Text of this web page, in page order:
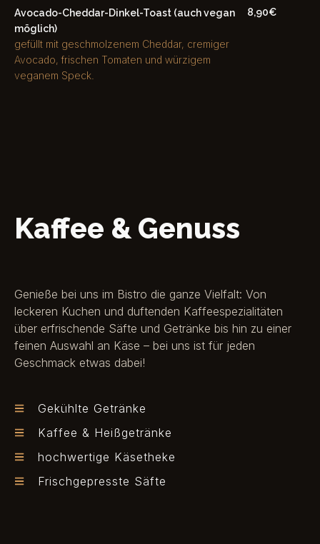
Avocado-Cheddar-Dinkel-Toast (auch vegan
möglich)
gefüllt mit geschmolzenem Cheddar, cremiger
Avocado, frischen Tomaten und würzigem
veganem Speck.
8,90€
Kaffee & Genuss
Genieße bei uns im Bistro die ganze Vielfalt: Von
leckeren Kuchen und duftenden Kaffeespezialitäten
über erfrischende Säfte und Getränke bis hin zu einer
feinen Auswahl an Käse – bei uns ist für jeden
Geschmack etwas dabei!
Gekühlte Getränke
Kaffee & Heißgetränke
hochwertige Käsetheke
Frischgepresste Säfte